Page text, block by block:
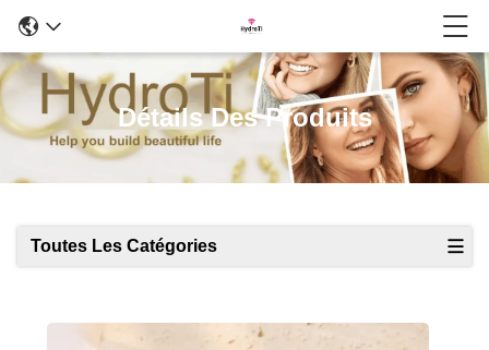
Détails Des Produits
Toutes Les Catégories